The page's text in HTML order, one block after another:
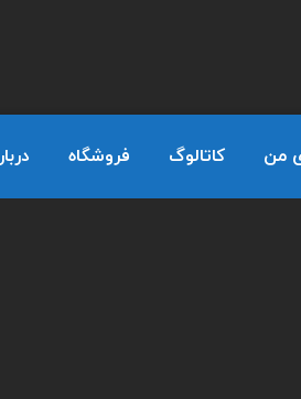
من کاتالوگ فروشگاه